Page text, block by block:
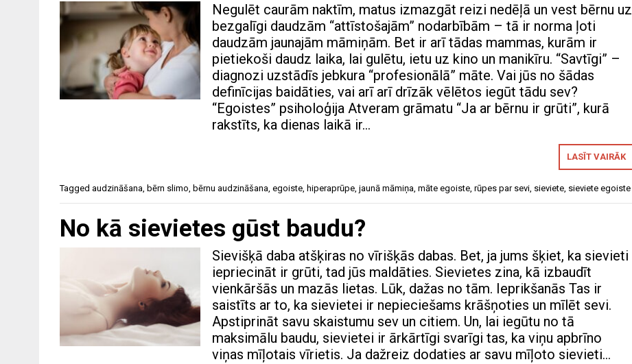
Negulēt caurām naktīm, matus izmazgāt reizi nedēļā un vest bērnu uz
bezgalīgi daudzām “attīstošajām” nodarbībām – tā ir norma ļoti
daudzām jaunajām māmiņām. Bet ir arī tādas mammas, kurām ir
pietiekoši daudz laika, lai gulētu, ietu uz kino un manikīru. “Savtīgi” –
diagnozi uzstādīs jebkura “profesionālā” māte. Vai jūs no šādas
definīcijas baidāties, vai arī arī drīzāk vēlētos iegūt tādu sev?
“Egoistes” psiholoģija Atveram grāmatu “Ja ar bērnu ir grūti”, kurā
rakstīts, ka dienas laikā ir…
LASĪT VAIRĀK
Tagged audzināšana bērn slimo bērnu audzināšana egoiste hiperaprūpe jaunā māmiņa māte egoiste rūpes par sevi sieviete sieviete egoiste
No kā sievietes gūst baudu?
Sievišķā daba atšķiras no vīrišķās dabas. Bet, ja jums šķiet, ka sievieti
iepriecināt ir grūti, tad jūs maldāties. Sievietes zina, kā izbaudīt
vienkāršās un mazās lietas. Lūk, dažas no tām. Ieprikšanās Tas ir
saistīts ar to, ka sievietei ir nepieciešams krāšņoties un mīlēt sevi.
Apstiprināt savu skaistumu sev un citiem. Un, lai iegūtu no tā
maksimālu baudu, sievietei ir ārkārtīgi svarīgi tas, ka viņu apbrīno
viņas mīļotais vīrietis. Ja dažreiz dodaties ar savu mīļoto sievieti…